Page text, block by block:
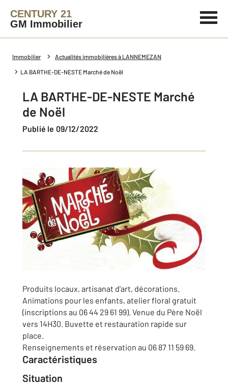
CENTURY 21
GM Immobilier
Immobilier Actualités immobilières à LANNEMEZAN
LA BARTHE-DE-NESTE Marché de Noël
LA BARTHE-DE-NESTE Marché
de Noël
Publié le 09/12/2022
Produits locaux, artisanat d'art, décorations.
Animations pour les enfants, atelier floral gratuit
(inscriptions au 06 44 29 61 99). Venue du Père Noël
vers 14H30. Buvette et restauration rapide sur
place.
Renseignements et réservation au 06 87 11 59 69.
Caractéristiques
Situation